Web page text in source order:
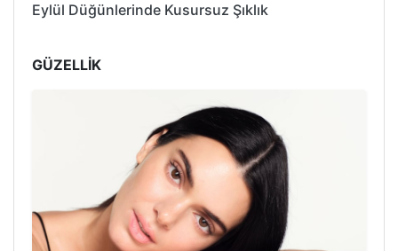
Eylül Düğünlerinde Kusursuz Şıklık
GÜZELLİK